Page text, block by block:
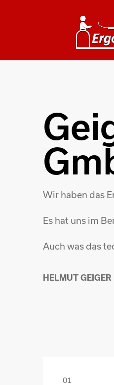
Wir haben das
Es hat uns im
Auch was das
HELMUT GEIGER